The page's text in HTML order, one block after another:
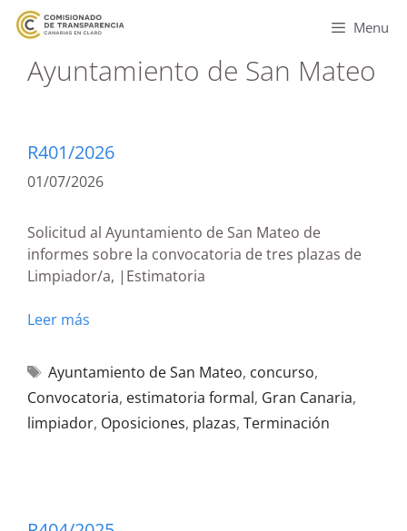
Menu
Ayuntamiento de San Mateo
R401/2026
01/07/2026
Solicitud al Ayuntamiento de San Mateo de
informes sobre la convocatoria de tres plazas de
Limpiador/a, |Estimatoria
Leer más
Ayuntamiento de San Mateo, concurso,
Convocatoria, estimatoria formal, Gran Canaria,
limpiador, Oposiciones, plazas, Terminación